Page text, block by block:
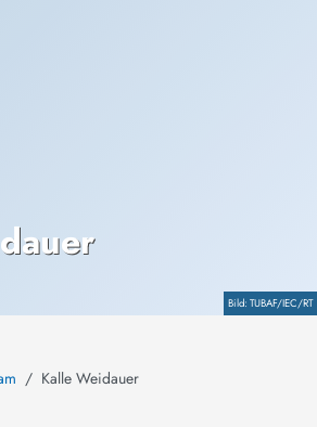
CopyrightTUBAF/IEC/RT
Kalle Weidauer